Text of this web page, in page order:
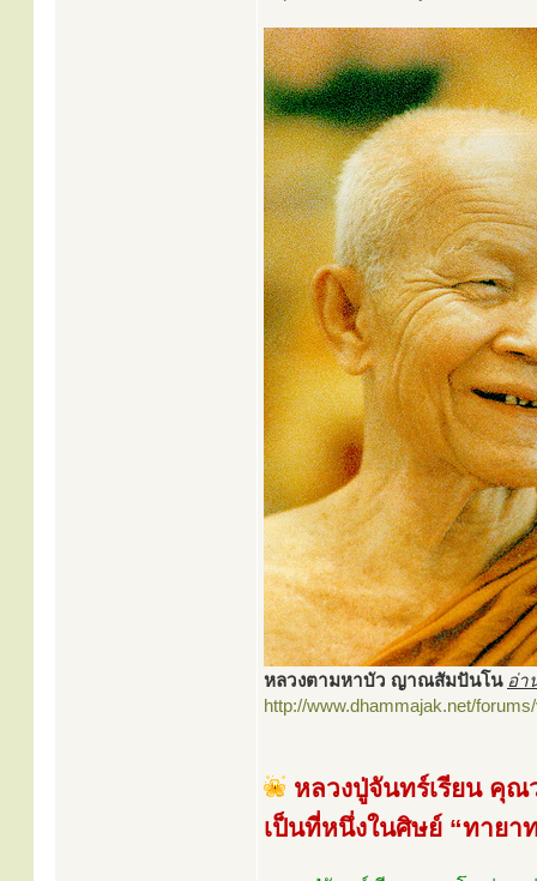
หลวงตามหาบัว ญาณสัมปันโน อ่า
http://www.dhammajak.net/
หลวงปู่จันทร์เรียน คุ
เป็นที่หนึ่งในศิษย์ “ทายา